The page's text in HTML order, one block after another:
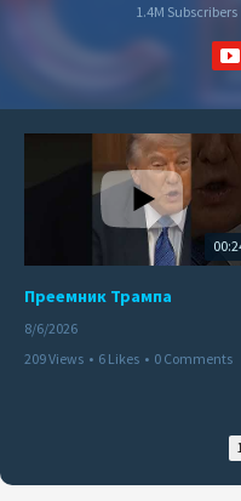
1.4M Subscribers
Преемник Трампа
8/6/2026
209 Views • 6 Likes • 0 Comments
1